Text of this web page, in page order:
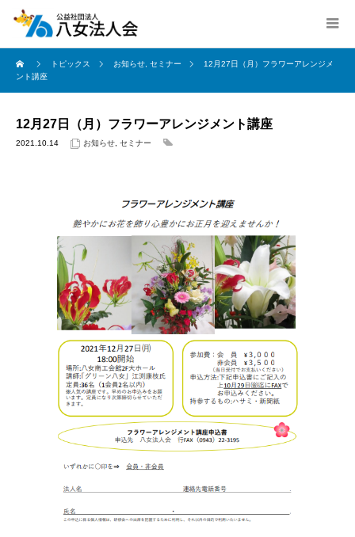
トピックス お知らせ セミナー
12月27日（月）フラワーアレンジメ
ント講座
12月27日（月）フラワーアレンジメント講座
2021.10.14 お知らせ セミナー